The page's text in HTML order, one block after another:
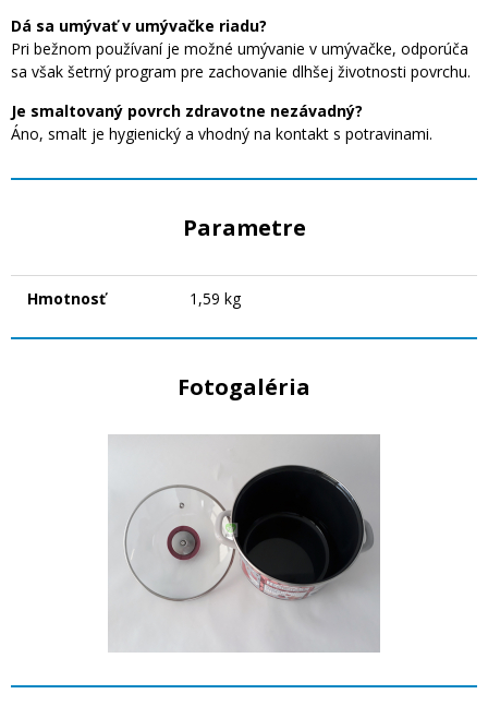
Dá sa umývať v umývačke riadu?
Pri bežnom používaní je možné umývanie v umývačke, odporúča
sa však šetrný program pre zachovanie dlhšej životnosti povrchu.
Je smaltovaný povrch zdravotne nezávadný?
Áno, smalt je hygienický a vhodný na kontakt s potravinami.
Parametre
Hmotnosť 1,59 kg
Fotogaléria